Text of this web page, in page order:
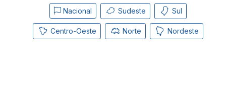
Nacional Sudeste Sul
Centro-Oeste Norte Nordeste